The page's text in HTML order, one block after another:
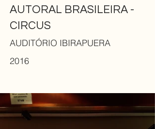
AUTORAL BRASILEIRA -
CIRCUS
AUDITÓRIO IBIRAPUERA
2016